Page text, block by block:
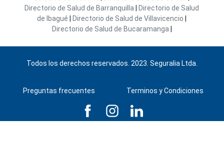
Directorio de Salud de Barranquilla
Directorio de Salud
de Ibagué
Directorio de Salud de Villavicencio
Directorio de Salud de Bucaramanga
Todos los derechos reservados. 2023. Seguralia Ltda.
Preguntas frecuentes Terminos y Condiciones